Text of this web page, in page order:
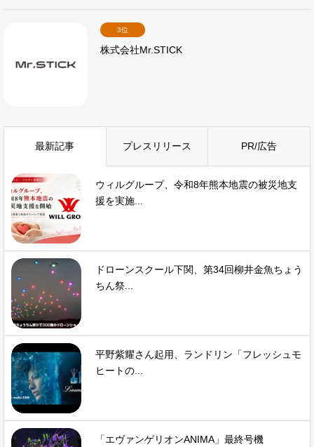
3位
株式会社Mr.STICK
最新記事 プレスリリース PR/広告
ウィルグループ、令和8年熊本地震の被災地支
援を実施...
ドローンスクール下関、第34回柳井金魚ちょう
ちん祭...
平野紫耀さん起用、ランドリン「フレッシュモ
ヒートの...
「エヴァンゲリオンANIMA」最終号機